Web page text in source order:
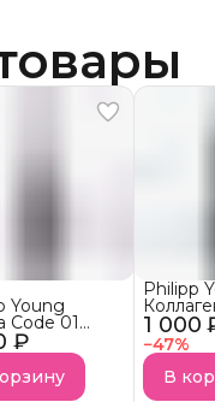
₽
Young
Code 01
Blossom
Бустер
1 000
−47%
Philipp
МЁД
В